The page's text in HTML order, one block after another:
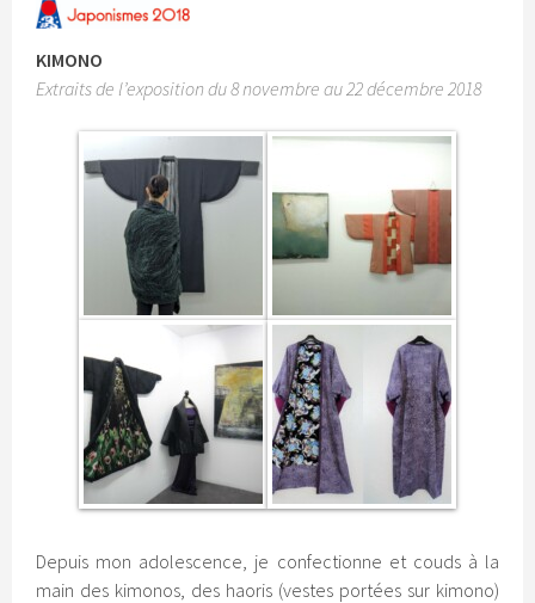
KIMONO
Extraits de l’exposition du 8 novembre au 22 décembre 2018
Depuis mon adolescence, je confectionne et couds à la
main des kimonos, des haoris (vestes portées sur kimono)